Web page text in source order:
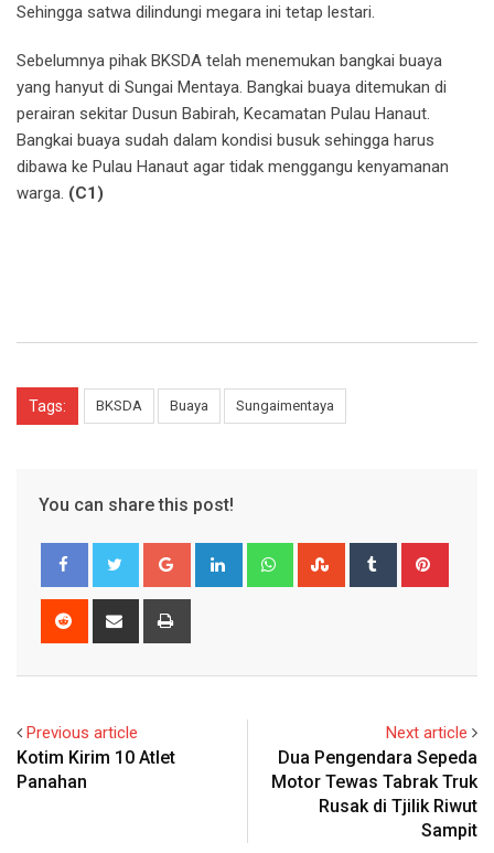
Sehingga satwa dilindungi megara ini tetap lestari.
Sebelumnya pihak BKSDA telah menemukan bangkai buaya
yang hanyut di Sungai Mentaya. Bangkai buaya ditemukan di
perairan sekitar Dusun Babirah, Kecamatan Pulau Hanaut.
Bangkai buaya sudah dalam kondisi busuk sehingga harus
dibawa ke Pulau Hanaut agar tidak menggangu kenyamanan
warga. (C1)
Tags: BKSDA Buaya Sungaimentaya
You can share this post!
Google+ LinkedIn WhatsappStumbleUpon
Tumblr
Reddit
Share
Previous article
Kotim Kirim 10 Atlet
Panahan
Next article
Dua Pengendara Sepeda
Motor Tewas Tabrak Truk
Rusak di Tjilik Riwut
Sampit